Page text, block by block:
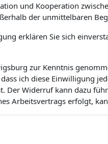
und Kooperation
der unmittelbaren
erklären Sie sich
zur Kenntnis
ich diese Einwilligung
Widerruf kann dazu
Arbeitsvertrags erfolgt,